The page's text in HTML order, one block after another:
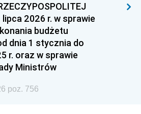
1938 1937
1930
lipca 2026 r. w sprawie
budżetu
dnia 1 stycznia do
r. oraz w sprawie
Ministrów
poz. 756